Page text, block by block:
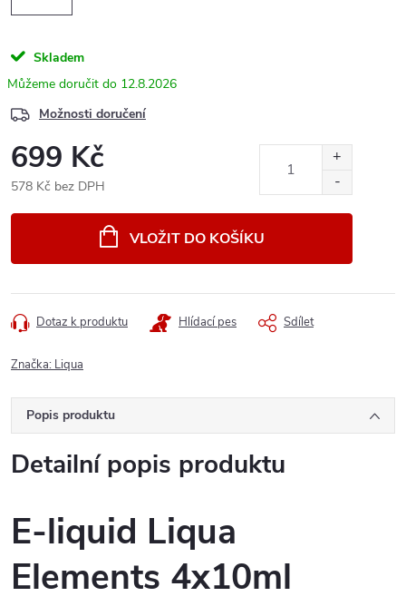
Skladem
12.8.2026
Možnosti doručení
699 Kč
578 Kč bez DPH
VLOŽIT DO KOŠÍKU
Dotaz k produktu Hlídací pes Sdílet
Značka: Liqua
Popis produktu
Detailní popis produktu
E-liquid Liqua
Elements 4x10ml